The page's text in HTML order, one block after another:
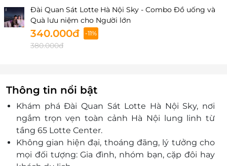
Đài Quan Sát Lotte Hà Nội Sky - Combo Đồ uống và
Quà lưu niệm cho Người lớn
340.000đ -11%
380.000đ
Thông tin nổi bật
Khám phá Đài Quan Sát Lotte Hà Nội Sky, nơi
ngắm trọn vẹn toàn cảnh Hà Nội lung linh từ
tầng 65 Lotte Center.
Không gian hiện đại, thoáng đãng, lý tưởng cho
mọi đối tượng: Gia đình, nhóm bạn, cặp đôi hay